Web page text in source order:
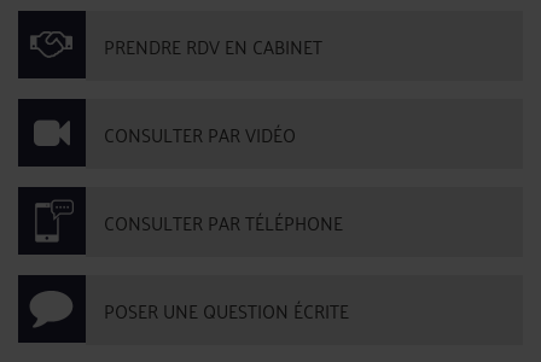
PRENDRE RDV EN CABINET
CONSULTER PAR VIDÉO
CONSULTER PAR TÉLÉPHONE
POSER UNE QUESTION ÉCRITE